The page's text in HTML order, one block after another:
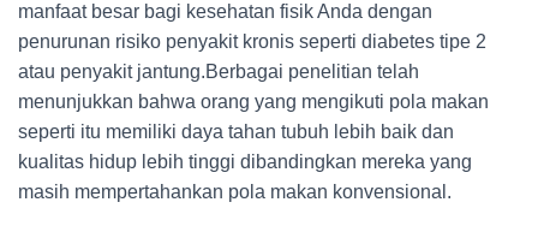
manfaat besar bagi kesehatan fisik Anda dengan
penurunan risiko penyakit kronis seperti diabetes tipe 2
atau penyakit jantung.Berbagai penelitian telah
menunjukkan bahwa orang yang mengikuti pola makan
seperti itu memiliki daya tahan tubuh lebih baik dan
kualitas hidup lebih tinggi dibandingkan mereka yang
masih mempertahankan pola makan konvensional.